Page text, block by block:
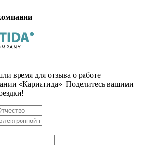
время для отзыва о работе
«Кариатида». Поделитесь вашими